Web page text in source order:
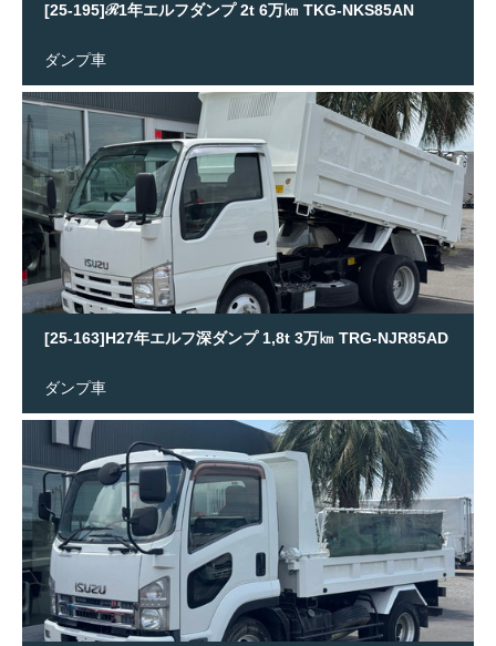
[25-195]ℛ1年エルフダンプ 2t 6万㎞ TKG-NKS85AN
ダンプ車
[25-163]H27年エルフ深ダンプ 1,8t 3万㎞ TRG-NJR85AD
ダンプ車